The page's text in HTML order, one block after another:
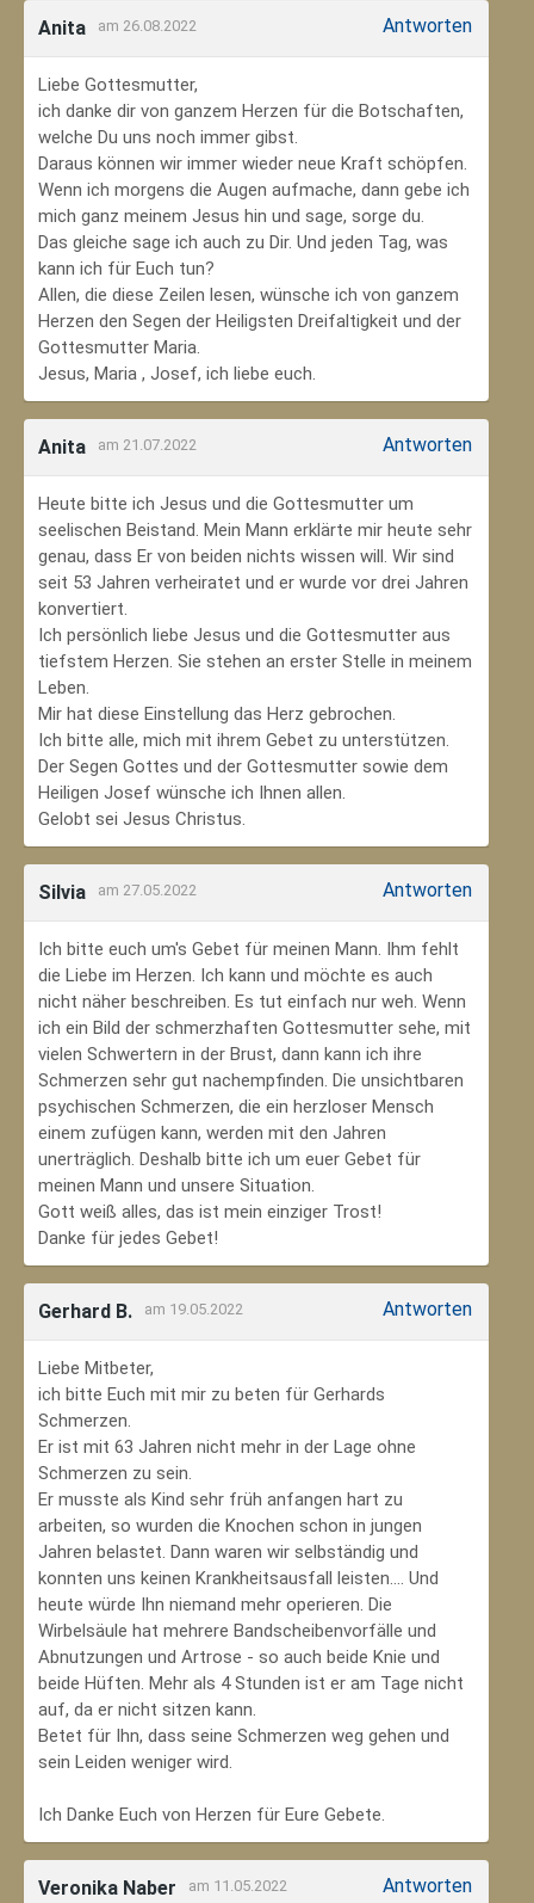
Anita am 26.08.2022 Antworten
Liebe Gottesmutter,
ich danke dir von ganzem Herzen für die Botschaften,
welche Du uns noch immer gibst.
Daraus können wir immer wieder neue Kraft schöpfen.
Wenn ich morgens die Augen aufmache, dann gebe ich
mich ganz meinem Jesus hin und sage, sorge du.
Das gleiche sage ich auch zu Dir. Und jeden Tag, was
kann ich für Euch tun?
Allen, die diese Zeilen lesen, wünsche ich von ganzem
Herzen den Segen der Heiligsten Dreifaltigkeit und der
Gottesmutter Maria.
Jesus, Maria , Josef, ich liebe euch.
Anita am 21.07.2022 Antworten
Heute bitte ich Jesus und die Gottesmutter um
seelischen Beistand. Mein Mann erklärte mir heute sehr
genau, dass Er von beiden nichts wissen will. Wir sind
seit 53 Jahren verheiratet und er wurde vor drei Jahren
konvertiert.
Ich persönlich liebe Jesus und die Gottesmutter aus
tiefstem Herzen. Sie stehen an erster Stelle in meinem
Leben.
Mir hat diese Einstellung das Herz gebrochen.
Ich bitte alle, mich mit ihrem Gebet zu unterstützen.
Der Segen Gottes und der Gottesmutter sowie dem
Heiligen Josef wünsche ich Ihnen allen.
Gelobt sei Jesus Christus.
Silvia am 27.05.2022 Antworten
Ich bitte euch um's Gebet für meinen Mann. Ihm fehlt
die Liebe im Herzen. Ich kann und möchte es auch
nicht näher beschreiben. Es tut einfach nur weh. Wenn
ich ein Bild der schmerzhaften Gottesmutter sehe, mit
vielen Schwertern in der Brust, dann kann ich ihre
Schmerzen sehr gut nachempfinden. Die unsichtbaren
psychischen Schmerzen, die ein herzloser Mensch
einem zufügen kann, werden mit den Jahren
unerträglich. Deshalb bitte ich um euer Gebet für
meinen Mann und unsere Situation.
Gott weiß alles, das ist mein einziger Trost!
Danke für jedes Gebet!
Gerhard B. am 19.05.2022 Antworten
Liebe Mitbeter,
ich bitte Euch mit mir zu beten für Gerhards
Schmerzen.
Er ist mit 63 Jahren nicht mehr in der Lage ohne
Schmerzen zu sein.
Er musste als Kind sehr früh anfangen hart zu
arbeiten, so wurden die Knochen schon in jungen
Jahren belastet. Dann waren wir selbständig und
konnten uns keinen Krankheitsausfall leisten.... Und
heute würde Ihn niemand mehr operieren. Die
Wirbelsäule hat mehrere Bandscheibenvorfälle und
Abnutzungen und Artrose - so auch beide Knie und
beide Hüften. Mehr als 4 Stunden ist er am Tage nicht
auf, da er nicht sitzen kann.
Betet für Ihn, dass seine Schmerzen weg gehen und
sein Leiden weniger wird.
Ich Danke Euch von Herzen für Eure Gebete.
Veronika Naber am 11.05.2022 Antworten